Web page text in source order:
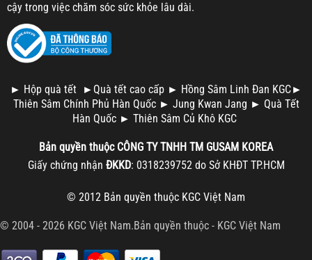
cậy trong việc chăm sóc sức khỏe lâu dài.
► Hộp quà tết ► Quà tết cao cấp ► Hồng Sâm Linh Đan KGC►
Thiên Sâm Chính Phủ Hàn Quốc ► Jung Kwan Jang ► Quà Tết
Hàn Quốc ► Thiên Sâm Củ Khô KGC
Bản quyền thuộc CÔNG TY TNHH TM GUSAM KOREA
Giấy chứng nhận ĐKKD: 0318239752 do Sở KHĐT TP.HCM
© 2012 Bản quyền thuộc KGC Việt Nam
© 2004 - 2026 KGC Việt Nam.Bản quyền thuộc - KGC Việt Nam